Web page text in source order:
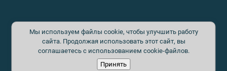
© ИП Малыщева Б.Л. Все права защищены. Перепечатка материалов
данного сайта возможна только с письменного разрешения. При
цитировании ссылка на www.zagorod.spb.ru обязательна. Редакция не
несет ответственности за содержание рекламных материалов. Все
рекламируемые товары и услуги имеют необходимые сертификаты и
лицензии. Перепечатка любых материалов без письменного согласия
Мы используем файлы cookie, чтобы улучшить работу
сайта. Продолжая использовать этот сайт, вы
соглашаетесь с использованием cookie-файлов.
Принять